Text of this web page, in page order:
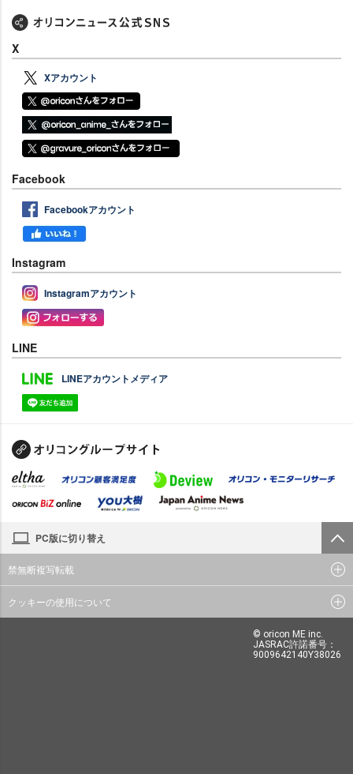
X
Xアカウント
Facebook
Facebookアカウント
Instagram
Instagramアカウント
LINE
LINEアカウントメディア
PC版に切り替え
禁無断複写転載
クッキーの使用について
© oricon ME inc.
JASRAC許諾番号：
9009642140Y38026